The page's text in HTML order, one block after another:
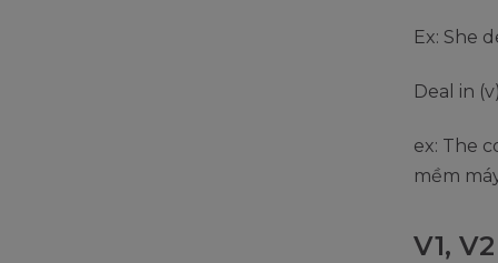
Ex: She
Deal in
ex: The
mềm
V1,